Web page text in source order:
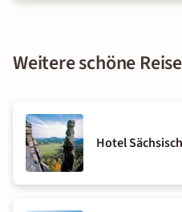
Weitere schöne
Hotel